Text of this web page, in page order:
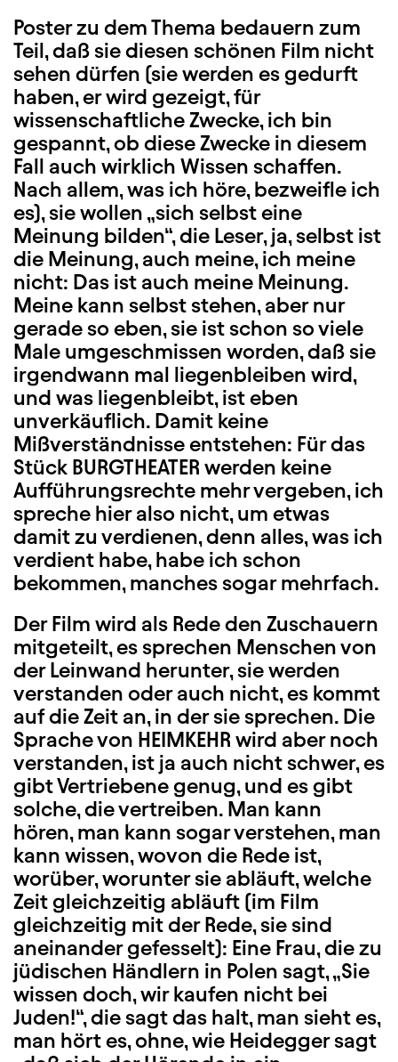
Poster zu dem Thema bedauern zum
Teil, daß sie diesen schönen Film nicht
sehen dürfen (sie werden es gedurft
haben, er wird gezeigt, für
wissenschaftliche Zwecke, ich bin
gespannt, ob diese Zwecke in diesem
Fall auch wirklich Wissen schaffen.
Nach allem, was ich höre, bezweifle ich
es), sie wollen „sich selbst eine
Meinung bilden“, die Leser, ja, selbst ist
die Meinung, auch meine, ich meine
nicht: Das ist auch meine Meinung.
Meine kann selbst stehen, aber nur
gerade so eben, sie ist schon so viele
Male umgeschmissen worden, daß sie
irgendwann mal liegenbleiben wird,
und was liegenbleibt, ist eben
unverkäuflich. Damit keine
Mißverständnisse entstehen: Für das
Stück BURGTHEATER werden keine
Aufführungsrechte mehr vergeben, ich
spreche hier also nicht, um etwas
damit zu verdienen, denn alles, was ich
verdient habe, habe ich schon
bekommen, manches sogar mehrfach.
Der Film wird als Rede den Zuschauern
mitgeteilt, es sprechen Menschen von
der Leinwand herunter, sie werden
verstanden oder auch nicht, es kommt
auf die Zeit an, in der sie sprechen. Die
Sprache von HEIMKEHR wird aber noch
verstanden, ist ja auch nicht schwer, es
gibt Vertriebene genug, und es gibt
solche, die vertreiben. Man kann
hören, man kann sogar verstehen, man
kann wissen, wovon die Rede ist,
worüber, worunter sie abläuft, welche
Zeit gleichzeitig abläuft (im Film
gleichzeitig mit der Rede, sie sind
aneinander gefesselt): Eine Frau, die zu
jüdischen Händlern in Polen sagt, „Sie
wissen doch, wir kaufen nicht bei
Juden!“, die sagt das halt, man sieht es,
man hört es, ohne, wie Heidegger sagt